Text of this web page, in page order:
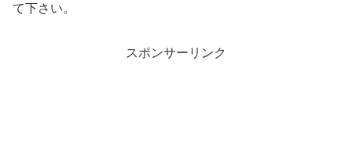
て下さい。
スポンサーリンク